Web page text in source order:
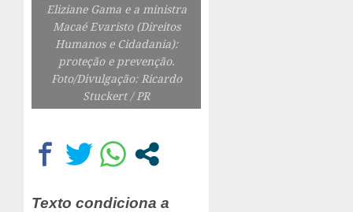
Eliziane Gama e a ministra
Macaé Evaristo (Direitos
Humanos e Cidadania):
proteção e prevenção.
Foto/Divulgação: Ricardo
Stuckert / PR
Texto condiciona a